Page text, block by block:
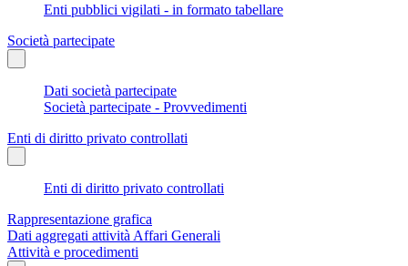
Enti pubblici vigilati - in formato tabellare
Società partecipate
Dati società partecipate
Società partecipate - Provvedimenti
Enti di diritto privato controllati
Enti di diritto privato controllati
Rappresentazione grafica
Dati aggregati attività Affari Generali
Attività e procedimenti